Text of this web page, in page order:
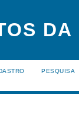
DA
PESQUISA